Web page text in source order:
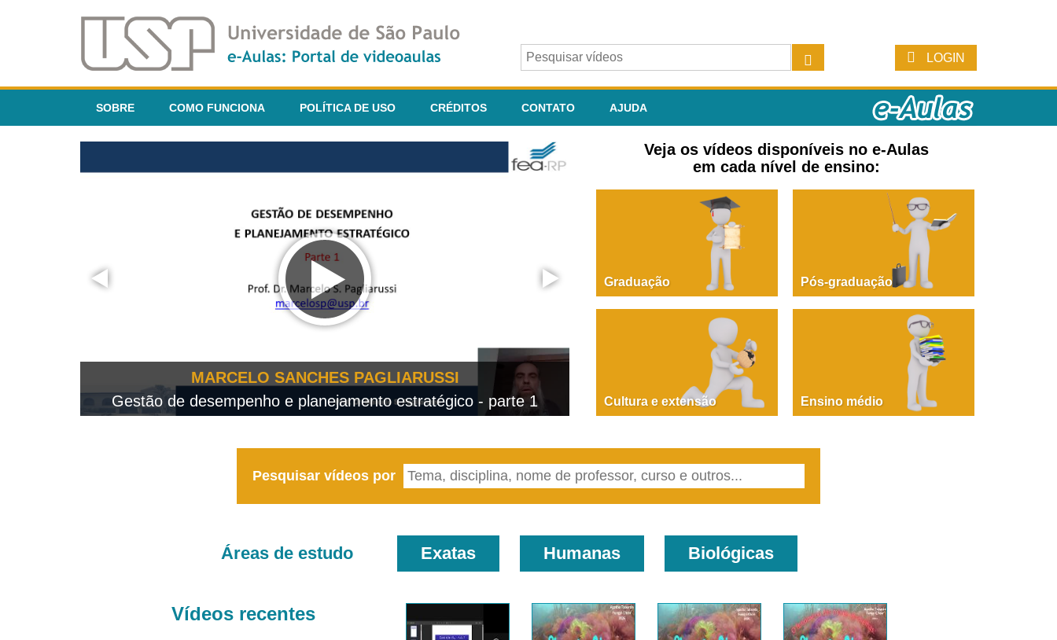
LOGIN
SOBRE COMO FUNCIONA POLÍTICA DE USO CRÉDITOS CONTATO AJUDA
MARCELO SANCHES PAGLIARUSSI
Gestão de desempenho e planejamento estratégico - parte 1
PAOLA GIUSTINA BACCIN
Dire, fare, partire! Aula 1 – parte 1
Veja os vídeos disponíveis no e-Aulas
em cada nível de ensino:
Graduação Pós-graduação
Cultura e extensão Ensino médio
Pesquisar vídeos por
Áreas de estudo Exatas Humanas Biológicas
Vídeos recentes